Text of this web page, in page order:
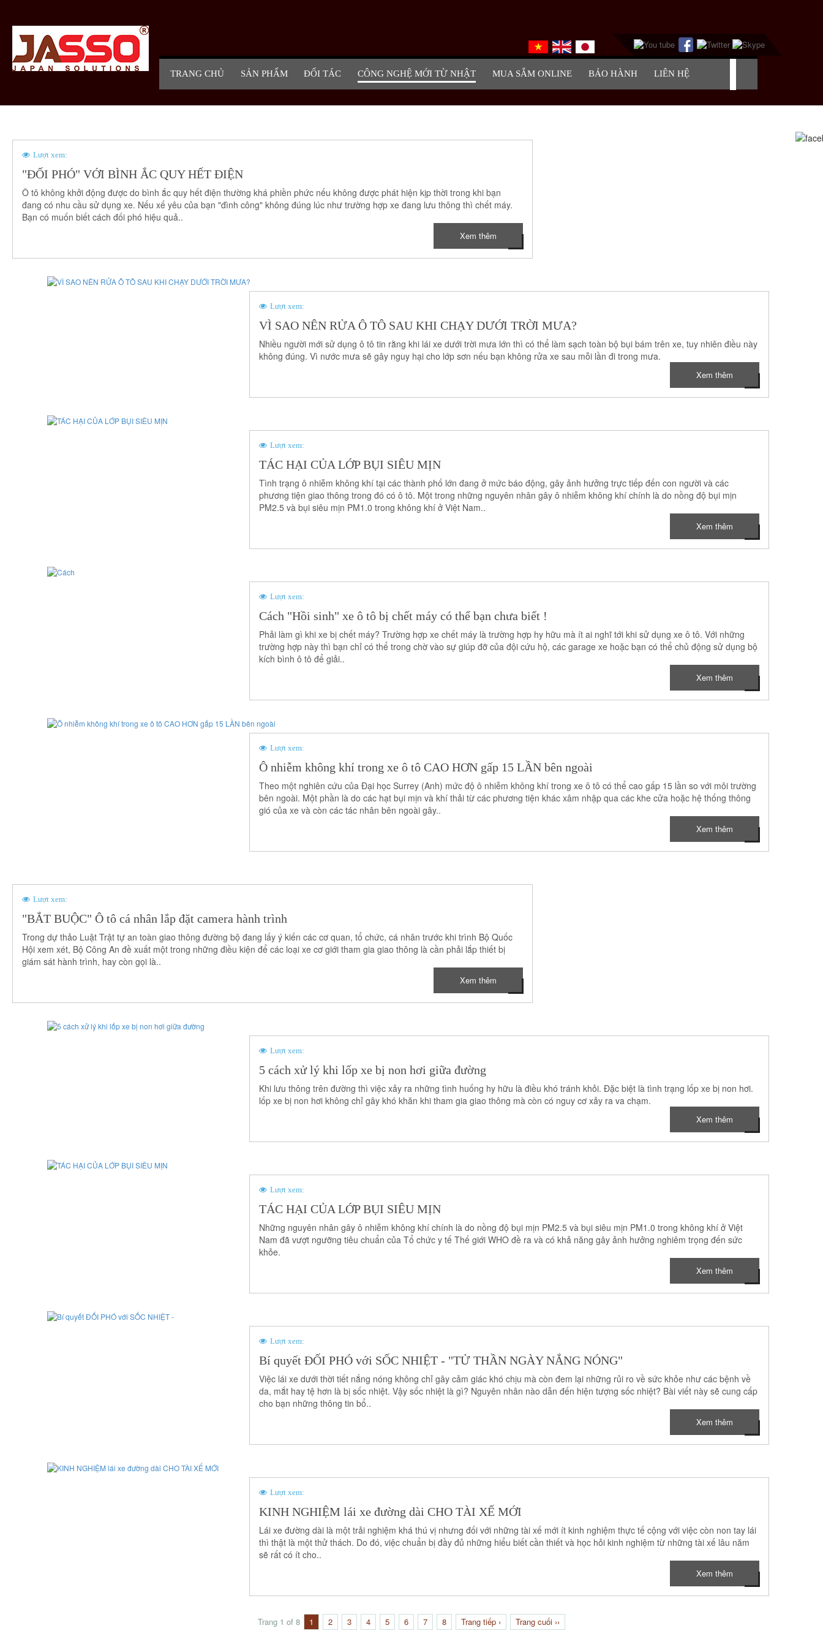
TRANG CHỦ SẢN PHẨM ĐỐI TÁC CÔNG NGHỆ MỚI TỪ NHẬT MUA SẮM ONLINE BẢO HÀNH LIÊN HỆ
Lượt xem:
"ĐỐI PHÓ" VỚI BÌNH ẮC QUY HẾT ĐIỆN
Ô tô không khởi động được do bình ắc quy hết điện thường khá phiền phức nếu không được phát hiện kịp thời trong khi bạn
đang có nhu cầu sử dụng xe. Nếu xế yêu của bạn "đình công" không đúng lúc như trường hợp xe đang lưu thông thì chết máy.
Bạn có muốn biết cách đối phó hiệu quả..
Xem thêm
Lượt xem:
VÌ SAO NÊN RỬA Ô TÔ SAU KHI CHẠY DƯỚI TRỜI MƯA?
Nhiều người mới sử dụng ô tô tin rằng khi lái xe dưới trời mưa lớn thì có thể làm sạch toàn bộ bụi bám trên xe, tuy nhiên điều này
không đúng. Vì nước mưa sẽ gây nguy hại cho lớp sơn nếu bạn không rửa xe sau mỗi lần đi trong mưa.
Xem thêm
Lượt xem:
TÁC HẠI CỦA LỚP BỤI SIÊU MỊN
Tình trạng ô nhiễm không khí tại các thành phố lớn đang ở mức báo động, gây ảnh hưởng trực tiếp đến con người và các
phương tiện giao thông trong đó có ô tô. Một trong những nguyên nhân gây ô nhiễm không khí chính là do nồng độ bụi mịn
PM2.5 và bụi siêu mịn PM1.0 trong không khí ở Việt Nam..
Xem thêm
Lượt xem:
Cách "Hồi sinh" xe ô tô bị chết máy có thể bạn chưa biết !
Phải làm gì khi xe bị chết máy? Trường hợp xe chết máy là trường hợp hy hữu mà ít ai nghĩ tới khi sử dụng xe ô tô. Với những
trường hợp này thì bạn chỉ có thể trong chờ vào sự giúp đỡ của đội cứu hộ, các garage xe hoặc bạn có thể chủ động sử dụng bộ
kích bình ô tô để giải..
Xem thêm
Lượt xem:
Ô nhiễm không khí trong xe ô tô CAO HƠN gấp 15 LẦN bên ngoài
Theo một nghiên cứu của Đại học Surrey (Anh) mức độ ô nhiễm không khí trong xe ô tô có thể cao gấp 15 lần so với môi trường
bên ngoài. Một phần là do các hạt bụi mịn và khí thải từ các phương tiện khác xâm nhập qua các khe cửa hoặc hệ thống thông
gió của xe và còn các tác nhân bên ngoài gây..
Xem thêm
Lượt xem:
"BẮT BUỘC" Ô tô cá nhân lắp đặt camera hành trình
Trong dự thảo Luật Trật tự an toàn giao thông đường bộ đang lấy ý kiến các cơ quan, tổ chức, cá nhân trước khi trình Bộ Quốc
Hội xem xét, Bộ Công An đề xuất một trong những điều kiện để các loại xe cơ giới tham gia giao thông là cần phải lắp thiết bị
giám sát hành trình, hay còn gọi là..
Xem thêm
Lượt xem:
5 cách xử lý khi lốp xe bị non hơi giữa đường
Khi lưu thông trên đường thì việc xảy ra những tình huống hy hữu là điều khó tránh khỏi. Đặc biệt là tình trạng lốp xe bị non hơi.
lốp xe bị non hơi không chỉ gây khó khăn khi tham gia giao thông mà còn có nguy cơ xảy ra va chạm.
Xem thêm
Lượt xem:
TÁC HẠI CỦA LỚP BỤI SIÊU MỊN
Những nguyên nhân gây ô nhiễm không khí chính là do nồng độ bụi mịn PM2.5 và bụi siêu mịn PM1.0 trong không khí ở Việt
Nam đã vượt ngưỡng tiêu chuẩn của Tổ chức y tế Thế giới WHO đề ra và có khả năng gây ảnh hưởng nghiêm trọng đến sức
khỏe.
Xem thêm
Lượt xem:
Bí quyết ĐỐI PHÓ với SỐC NHIỆT - "TỬ THẦN NGÀY NẮNG NÓNG"
Việc lái xe dưới thời tiết nắng nóng không chỉ gây cảm giác khó chịu mà còn đem lại những rủi ro về sức khỏe như các bệnh về
da, mắt hay tệ hơn là bị sốc nhiệt. Vậy sốc nhiệt là gì? Nguyên nhân nào dẫn đến hiện tượng sốc nhiệt? Bài viết này sẽ cung cấp
cho bạn những thông tin bổ..
Xem thêm
Lượt xem:
KINH NGHIỆM lái xe đường dài CHO TÀI XẾ MỚI
Lái xe đường dài là một trải nghiệm khá thú vị nhưng đối với những tài xế mới ít kinh nghiệm thực tế cộng với việc còn non tay lái
thì thật là một thử thách. Do đó, việc chuẩn bị đầy đủ những hiểu biết cần thiết và học hỏi kinh nghiệm từ những tài xế lâu năm
sẽ rất có ít cho..
Xem thêm
Trang 1 of 8 1 2 3 4 5 6 7 8 Trang tiếp › Trang cuối ››